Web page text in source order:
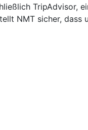
TripAdvisor,
NMT sicher, dass